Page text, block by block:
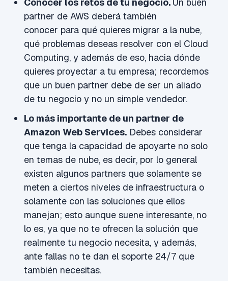
partner de AWS deberá también
conocer para qué quieres migrar a la nube,
qué problemas deseas resolver con el Cloud
Computing, y además de eso, hacia dónde
quieres proyectar a tu empresa; recordemos
que un buen partner debe de ser un aliado
de tu negocio y no un simple vendedor.
Lo más importante de un partner de
Amazon Web Services. Debes considerar
que tenga la capacidad de apoyarte no solo
en temas de nube, es decir, por lo general
existen algunos partners que solamente se
meten a ciertos niveles de infraestructura o
solamente con las soluciones que ellos
manejan; esto aunque suene interesante, no
lo es, ya que no te ofrecen la solución que
realmente tu negocio necesita, y además,
ante fallas no te dan el soporte 24/7 que
también necesitas.